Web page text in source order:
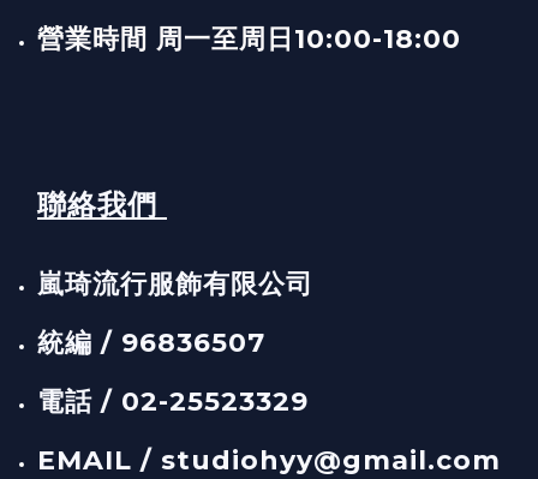
營業時間 周一至周日10:00-18:00
聯絡我們
嵐琦流行服飾有限公司
統編 / 96836507
電話 / 02-25523329
EMAIL / studiohyy@gmail.com